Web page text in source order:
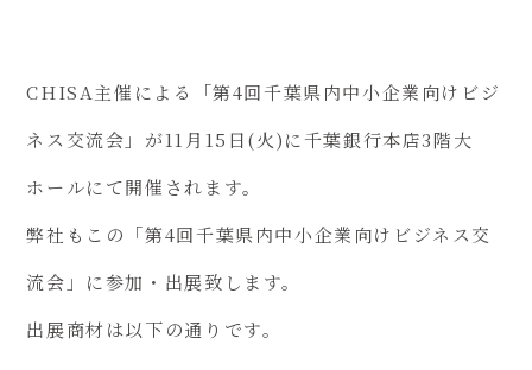
CHISA主催による「第4回千葉県内中小企業向けビジ
ネス交流会」が11月15日(火)に千葉銀行本店3階大
ホールにて開催されます。
弊社もこの「第4回千葉県内中小企業向けビジネス交
流会」に参加・出展致します。
出展商材は以下の通りです。